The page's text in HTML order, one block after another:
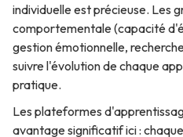
individuelle est précieuse. Les
comportementale (capacité
gestion émotionnelle,
suivre l'évolution de chaque
pratique.
Les plateformes
avantage significatif ici :